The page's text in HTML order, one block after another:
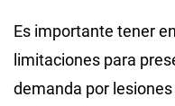
Es importante tener
limitaciones para
demanda por